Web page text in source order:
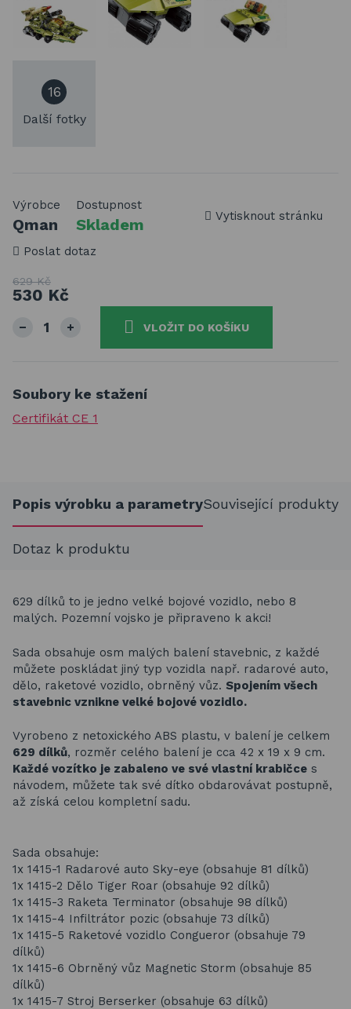
16
Další fotky
Výrobce
Qman
Dostupnost
Skladem Vytisknout stránku
Poslat dotaz
629 Kč
530 Kč
VLOŽIT DO KOŠÍKU
Soubory ke stažení
Certifikát CE 1
Popis výrobku a parametrySouvisející produkty
Dotaz k produktu
629 dílků to je jedno velké bojové vozidlo, nebo 8
malých. Pozemní vojsko je připraveno k akci!
Sada obsahuje osm malých balení stavebnic, z každé
můžete poskládat jiný typ vozidla např. radarové auto,
dělo, raketové vozidlo, obrněný vůz. Spojením všech
stavebnic vznikne velké bojové vozidlo.
Vyrobeno z netoxického ABS plastu, v balení je celkem
629 dílků, rozměr celého balení je cca 42 x 19 x 9 cm.
Každé vozítko je zabaleno ve své vlastní krabičce s
návodem, můžete tak své dítko obdarovávat postupně,
až získá celou kompletní sadu.
Sada obsahuje:
1x 1415-1 Radarové auto Sky-eye (obsahuje 81 dílků)
1x 1415-2 Dělo Tiger Roar (obsahuje 92 dílků)
1x 1415-3 Raketa Terminator (obsahuje 98 dílků)
1x 1415-4 Infiltrátor pozic (obsahuje 73 dílků)
1x 1415-5 Raketové vozidlo Congueror (obsahuje 79
dílků)
1x 1415-6 Obrněný vůz Magnetic Storm (obsahuje 85
dílků)
1x 1415-7 Stroj Berserker (obsahuje 63 dílků)